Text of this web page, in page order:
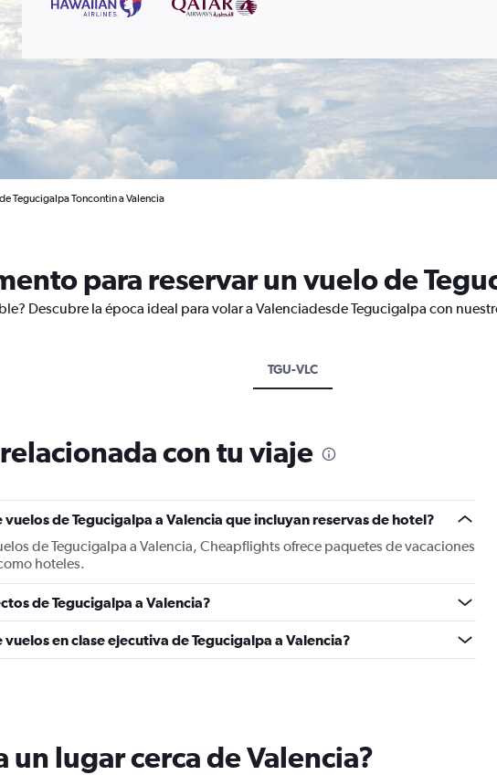
Tegucigalpa Toncontin a Valencia
para reservar un vuelo de
Descubre la época ideal para volar a Valenciadesde Tegucigalpa con
TGU-VLC
con tu viaje
de Tegucigalpa a Valencia que incluyan reservas de hotel?
de Tegucigalpa a Valencia, Cheapflights ofrece paquetes de vacaciones
hoteles.
de Tegucigalpa a Valencia?
en clase ejecutiva de Tegucigalpa a Valencia?
un lugar cerca de Valencia?